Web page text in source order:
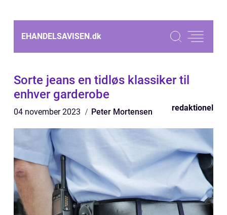
EHANDELSAVISEN.dk
Sorte jeans en tidløs klassiker til
enhver garderobe
04 november 2023 Peter Mortensen redaktionel